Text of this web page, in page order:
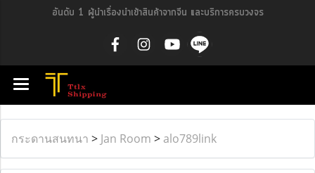
อันดับ 1 ผู้นำเรื่องนำเข้าสินค้าจากจีน และบริการครบวงจร
กระดานสนทนา > Jan Room > alo789link